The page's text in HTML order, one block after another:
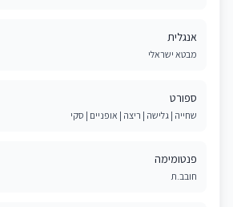
אנגלית
מבטא ישראלי
ספורט
שחייה | גלישה | ריצה | אופניים | סקי
פנטומימה
חובב.ת